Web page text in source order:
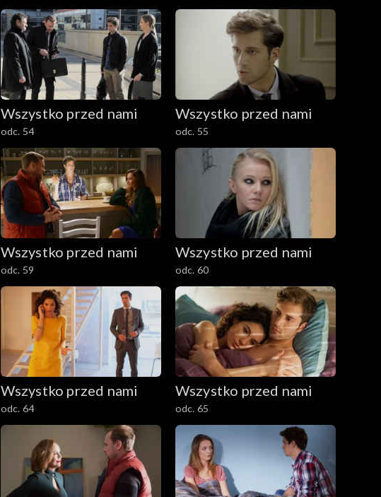
Wszystko przed nami
odc. 54
Wszystko przed nami
odc. 55
Wszystko przed nami
odc. 59
Wszystko przed nami
odc. 60
Wszystko przed nami
odc. 64
Wszystko przed nami
odc. 65